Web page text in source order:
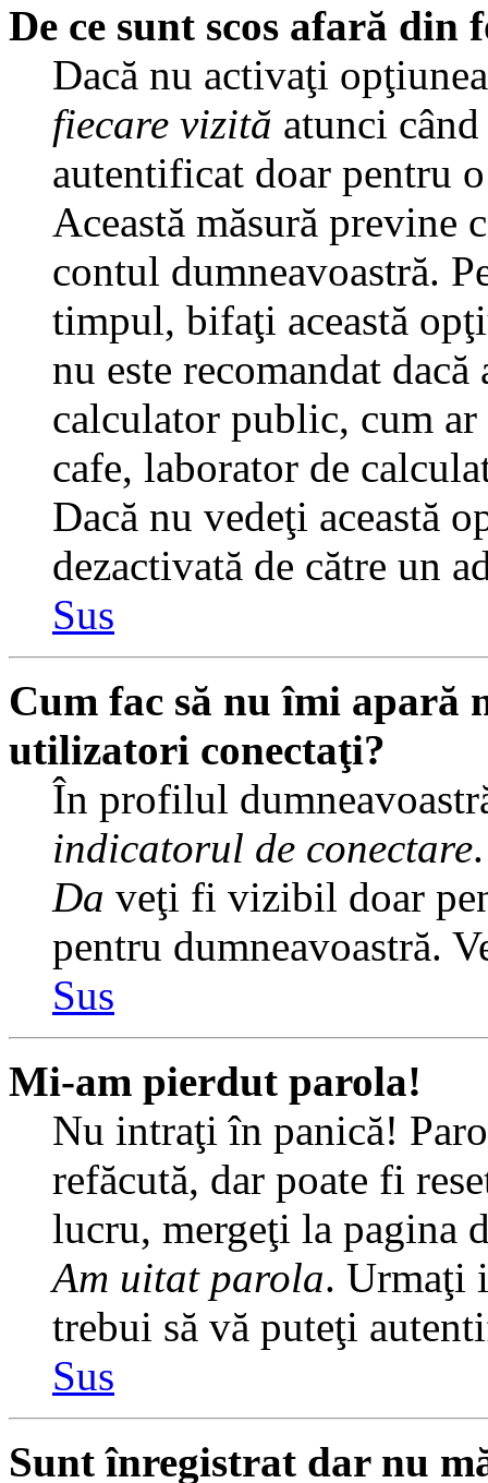
De ce sunt scos afară din
Dacă nu activaţi
fiecare vizită atunci
autentificat doar pentru
Această măsură previne
contul dumneavoastră.
timpul, bifaţi această
nu este recomandat
calculator public, cum
cafe, laborator de
Dacă nu vedeţi această
dezactivată de către un
Sus
Cum fac să nu îmi apară
utilizatori conectaţi?
În profilul
indicatorul de conectare
Da veţi fi vizibil doar
pentru dumneavoastră.
Sus
Mi-am pierdut parola!
Nu intraţi în panică!
refăcută, dar poate fi
lucru, mergeţi la pagina
Am uitat parola. Urmaţi
trebui să vă puteţi
Sus
Sunt înregistrat dar nu